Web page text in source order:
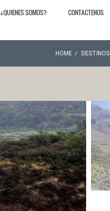
¿QUIENES SOMOS? CONTACTENOS
HOME DESTINOS